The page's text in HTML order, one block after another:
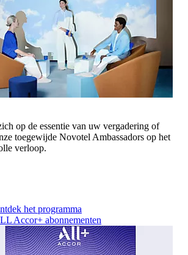
op de essentie van uw vergadering of
toegewijde Novotel Ambassadors op het
verloop.
het programma
Accor+ abonnementen